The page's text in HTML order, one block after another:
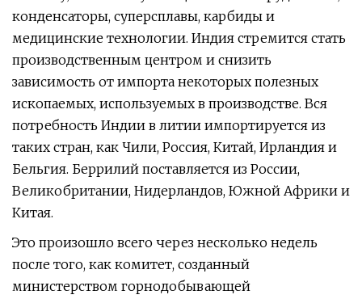
конденсаторы, суперсплавы, карбиды и
медицинские технологии. Индия стремится стать
производственным центром и снизить
зависимость от импорта некоторых полезных
ископаемых, используемых в производстве. Вся
потребность Индии в литии импортируется из
таких стран, как Чили, Россия, Китай, Ирландия и
Бельгия. Беррилий поставляется из России,
Великобритании, Нидерландов, Южной Африки и
Китая.
Это произошло всего через несколько недель
после того, как комитет, созданный
министерством горнодобывающей